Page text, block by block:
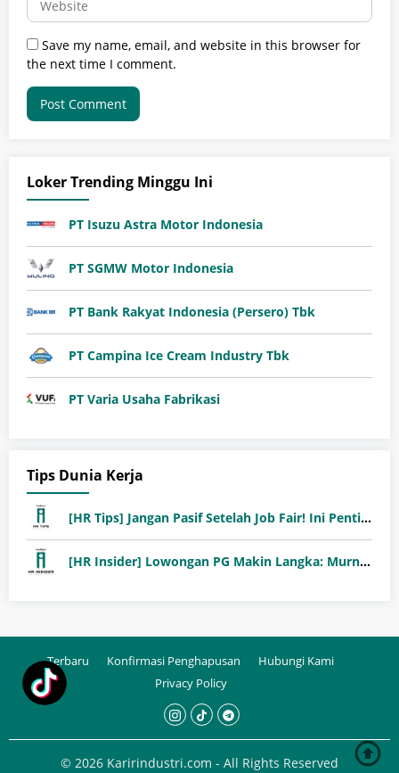
Save my name, email, and website in this browser for
the next time I comment.
Loker Trending Minggu Ini
PT Isuzu Astra Motor Indonesia
PT SGMW Motor Indonesia
PT Bank Rakyat Indonesia (Persero) Tbk
PT Campina Ice Cream Industry Tbk
PT Varia Usaha Fabrikasi
Tips Dunia Kerja
[HR Tips] Jangan Pasif Setelah Job Fair! Ini Pentingnya Follow-Up Setelah Job Fair
[HR Insider] Lowongan PG Makin Langka: Murni Seleksi atau Jalur Orang Dalam?
Terbaru Konfirmasi Penghapusan
Hubungi Kami
Privacy Policy
© 2026 Karirindustri.com - All Rights Reserved